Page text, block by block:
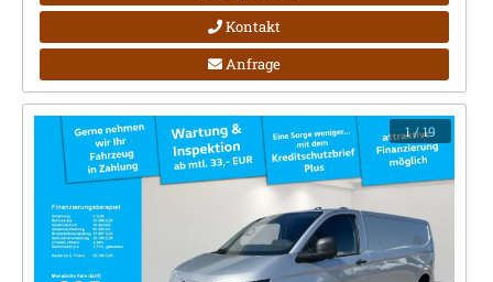
Kontakt
Anfrage
1/ 19